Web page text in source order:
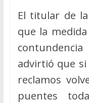
El titular de
que la
advirtió que
reclamos
puentes